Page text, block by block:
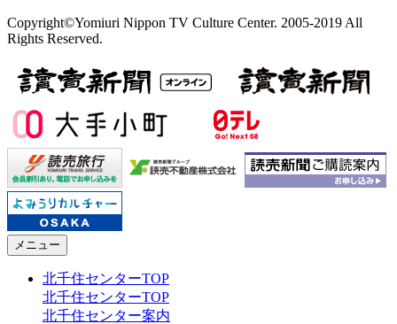
Copyright©Yomiuri Nippon TV Culture Center. 2005-2019 All
Rights Reserved.
メニュー
北千住センターTOP
北千住センターTOP
北千住センター案内